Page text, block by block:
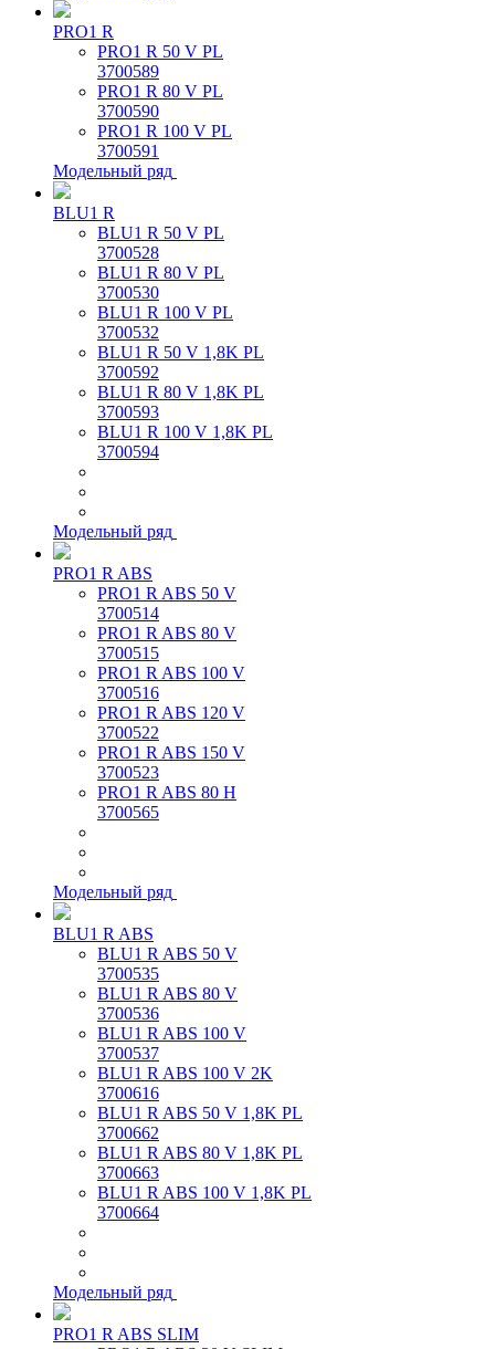
PRO1 R
PRO1 R 50 V PL
3700589
PRO1 R 80 V PL
3700590
PRO1 R 100 V PL
3700591
Модельный ряд
BLU1 R
BLU1 R 50 V PL
3700528
BLU1 R 80 V PL
3700530
BLU1 R 100 V PL
3700532
BLU1 R 50 V 1,8K PL
3700592
BLU1 R 80 V 1,8K PL
3700593
BLU1 R 100 V 1,8K PL
3700594
Модельный ряд
PRO1 R ABS
PRO1 R ABS 50 V
3700514
PRO1 R ABS 80 V
3700515
PRO1 R ABS 100 V
3700516
PRO1 R ABS 120 V
3700522
PRO1 R ABS 150 V
3700523
PRO1 R ABS 80 H
3700565
Модельный ряд
BLU1 R ABS
BLU1 R ABS 50 V
3700535
BLU1 R ABS 80 V
3700536
BLU1 R ABS 100 V
3700537
BLU1 R ABS 100 V 2K
3700616
BLU1 R ABS 50 V 1,8K PL
3700662
BLU1 R ABS 80 V 1,8K PL
3700663
BLU1 R ABS 100 V 1,8K PL
3700664
Модельный ряд
PRO1 R ABS SLIM